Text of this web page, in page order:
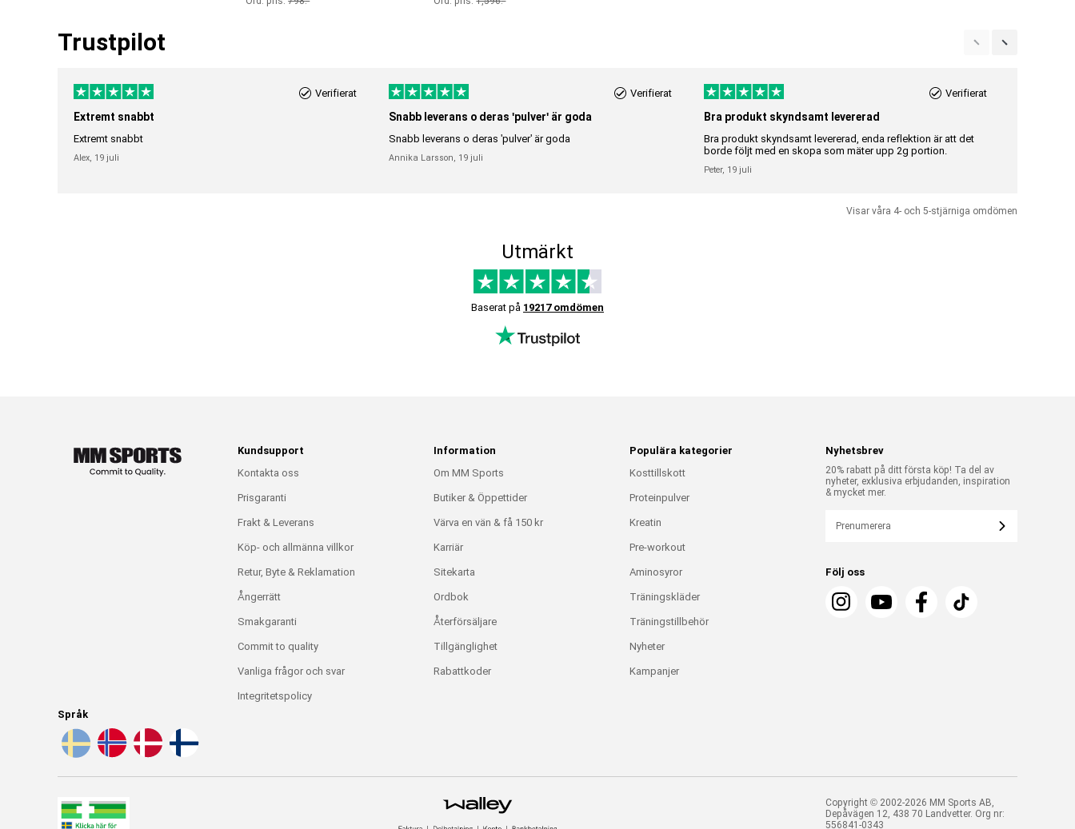
Trustpilot
Verifierat
Extremt snabbt
Extremt snabbt
Alex, 19 juli
Verifierat
Snabb leverans o deras 'pulver' är goda
Snabb leverans o deras 'pulver' är goda
Annika Larsson, 19 juli
Verifierat
Bra produkt skyndsamt levererad
Bra produkt skyndsamt levererad, enda reflektion är att det
borde följt med en skopa som mäter upp 2g portion.
Peter, 19 juli
Visar våra 4- och 5-stjärniga omdömen
Utmärkt
Baserat på 19217 omdömen
Kundsupport
Kontakta oss
Prisgaranti
Frakt & Leverans
Köp- och allmänna villkor
Retur, Byte & Reklamation
Ångerrätt
Smakgaranti
Commit to quality
Vanliga frågor och svar
Integritetspolicy
Information
Om MM Sports
Butiker & Öppettider
Värva en vän & få 150 kr
Karriär
Sitekarta
Ordbok
Återförsäljare
Tillgänglighet
Rabattkoder
Populära kategorier
Kosttillskott
Proteinpulver
Kreatin
Pre-workout
Aminosyror
Träningskläder
Träningstillbehör
Nyheter
Kampanjer
Språk
Nyhetsbrev
20% rabatt på ditt första köp! Ta del av
nyheter, exklusiva erbjudanden, inspiration
& mycket mer.
Prenumerera
Följ oss
Copyright © 2002-2026 MM Sports AB,
Depåvägen 12, 438 70 Landvetter. Org nr:
556841-0343